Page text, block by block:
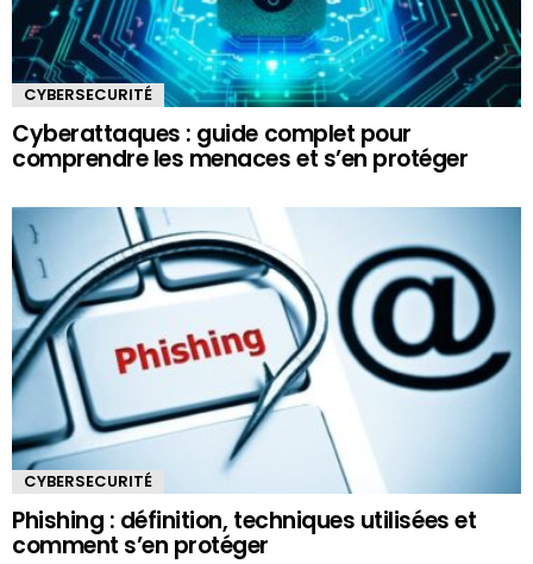
CYBERSECURITÉ
Cyberattaques : guide complet pour
comprendre les menaces et s’en protéger
CYBERSECURITÉ
Phishing : définition, techniques utilisées et
comment s’en protéger